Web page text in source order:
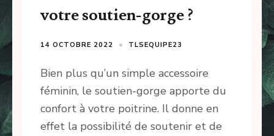
votre soutien-gorge ?
14 OCTOBRE 2022 TLSEQUIPE23
Bien plus qu’un simple accessoire
féminin, le soutien-gorge apporte du
confort à votre poitrine. Il donne en
effet la possibilité de soutenir et de